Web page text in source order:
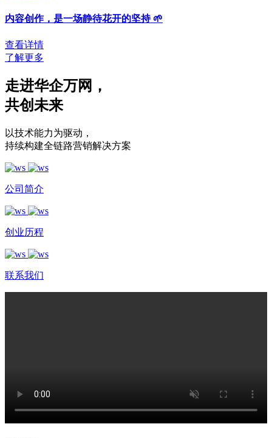
内容创作，是一场静待花开的坚持 🌱
查看详情
了解更多
走进华企万网 ，
共创未来
以技术能力为驱动 ，
持续构建全链路营销解决方案
公司简介
创业历程
联系我们